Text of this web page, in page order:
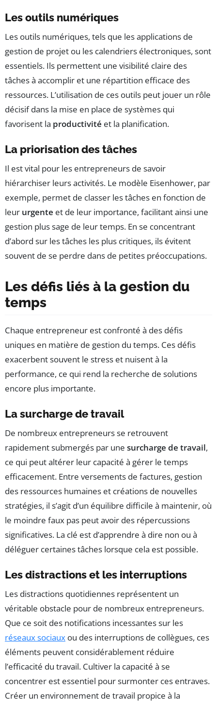
Les outils numériques
Les outils numériques, tels que les applications de
gestion de projet ou les calendriers électroniques, sont
essentiels. Ils permettent une visibilité claire des
tâches à accomplir et une répartition efficace des
ressources. L’utilisation de ces outils peut jouer un rôle
décisif dans la mise en place de systèmes qui
favorisent la productivité et la planification.
La priorisation des tâches
Il est vital pour les entrepreneurs de savoir
hiérarchiser leurs activités. Le modèle Eisenhower, par
exemple, permet de classer les tâches en fonction de
leur urgente et de leur importance, facilitant ainsi une
gestion plus sage de leur temps. En se concentrant
d’abord sur les tâches les plus critiques, ils évitent
souvent de se perdre dans de petites préoccupations.
Les défis liés à la gestion du
temps
Chaque entrepreneur est confronté à des défis
uniques en matière de gestion du temps. Ces défis
exacerbent souvent le stress et nuisent à la
performance, ce qui rend la recherche de solutions
encore plus importante.
La surcharge de travail
De nombreux entrepreneurs se retrouvent
rapidement submergés par une surcharge de travail,
ce qui peut altérer leur capacité à gérer le temps
efficacement. Entre versements de factures, gestion
des ressources humaines et créations de nouvelles
stratégies, il s’agit d’un équilibre difficile à maintenir, où
le moindre faux pas peut avoir des répercussions
significatives. La clé est d’apprendre à dire non ou à
déléguer certaines tâches lorsque cela est possible.
Les distractions et les interruptions
Les distractions quotidiennes représentent un
véritable obstacle pour de nombreux entrepreneurs.
Que ce soit des notifications incessantes sur les
réseaux sociaux ou des interruptions de collègues, ces
éléments peuvent considérablement réduire
l’efficacité du travail. Cultiver la capacité à se
concentrer est essentiel pour surmonter ces entraves.
Créer un environnement de travail propice à la